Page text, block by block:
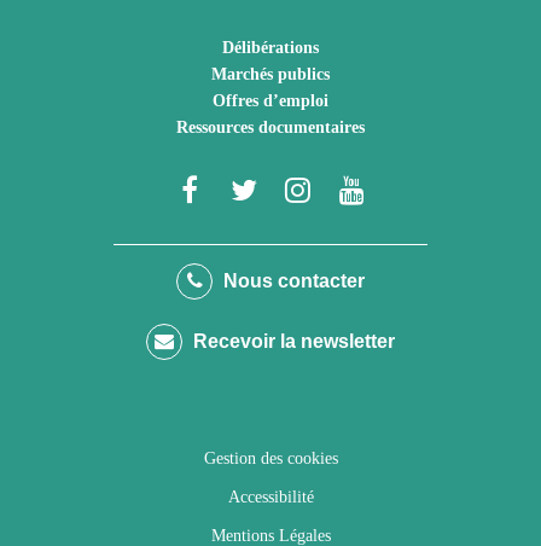
Délibérations
Marchés publics
Offres d’emploi
Ressources documentaires
Lien
le
Facebook
Lien
le
Twitter
Lien
le
Instagram
Youtube
Nous contacter
Recevoir la newsletter
Gestion des cookies
Accessibilité
Mentions Légales